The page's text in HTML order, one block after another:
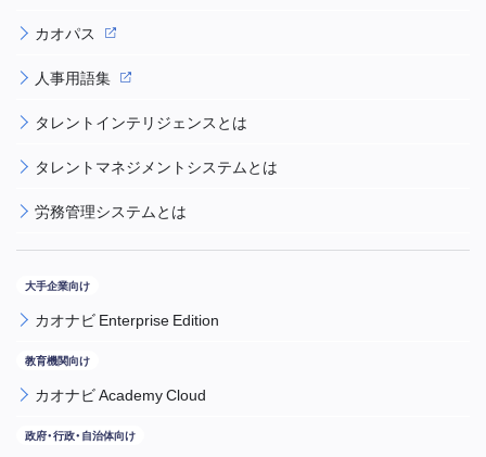
カオパス
人事用語集
タレントインテリジェンスとは
タレントマネジメントシステムとは
労務管理システムとは
カオナビ Enterprise Edition
カオナビ Academy Cloud